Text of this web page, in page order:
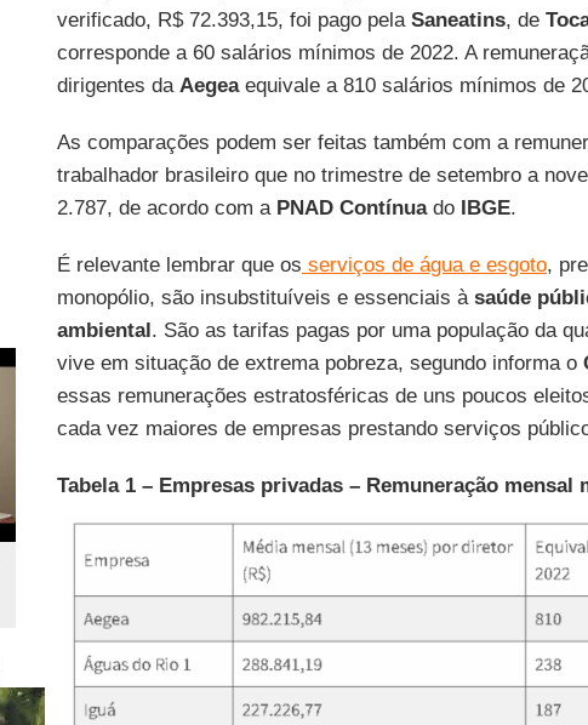
verificado, R$ 72.393,15, foi pago pelaSaneatins, de
corresponde a 60 salários mínimos de 2022. A
dirigentes da Aegeaequivale a 810 salários mínimos de
As comparações podem ser feitas também com a
trabalhador brasileiro que no trimestre de setembro a
2.787, de acordo com a PNAD ContínuadoIBGE.
É relevante lembrar que os serviços de água e esgoto,
monopólio, são insubstituíveis e essenciais àsaúde
ambiental. São as tarifas pagas por uma população da
vive em situação de extrema pobreza, segundo informa o
essas remunerações estratosféricas de uns poucos
cada vez maiores de empresas prestando serviços
Tabela 1 – Empresas privadas – Remuneração mensal